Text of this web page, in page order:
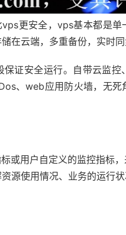
vps更安全，vps基本都是
在云端，多重备份，实时同
保证安全运行。自带云监
、web应用防火墙，无
或用户自定义的监控指标
源使用情况、业务的运行